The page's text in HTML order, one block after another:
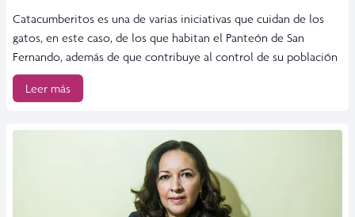
Catacumberitos es una de varias iniciativas que cuidan de los
gatos, en este caso, de los que habitan el Panteón de San
Fernando, además de que contribuye al control de su población
Leer más